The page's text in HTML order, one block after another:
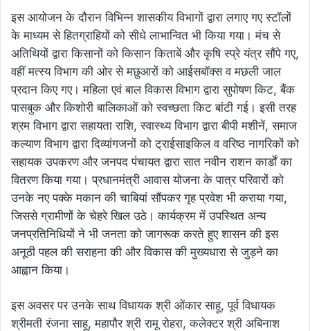
​इस आयोजन के दौरान विभिन्न शासकीय विभागों द्वारा लगाए गए स्टॉलों
के माध्यम से हितग्राहियों को सीधे लाभान्वित भी किया गया। मंच से
अतिथियों द्वारा किसानों को किसान किताबें और कृषि स्प्रे यंत्र सौंपे गए,
वहीं मत्स्य विभाग की ओर से मछुआरों को आईसबॉक्स व मछली जाल
प्रदान किए गए। महिला एवं बाल विकास विभाग द्वारा सुपोषण किट, बैंक
पासबुक और किशोरी बालिकाओं को स्वच्छता किट बांटी गई। इसी तरह
श्रम विभाग द्वारा सहायता राशि, स्वास्थ्य विभाग द्वारा बीपी मशीनें, समाज
कल्याण विभाग द्वारा दिव्यांगजनों को ट्राईसाइकिल व वरिष्ठ नागरिकों को
सहायक उपकरण और जनपद पंचायत द्वारा सात नवीन राशन कार्डों का
वितरण किया गया। प्रधानमंत्री आवास योजना के पात्र परिवारों को
उनके नए पक्के मकान की चाबियां सौंपकर गृह प्रवेश भी कराया गया,
जिससे ग्रामीणों के चेहरे खिल उठे। कार्यक्रम में उपस्थित अन्य
जनप्रतिनिधियों ने भी जनता को जागरूक करते हुए शासन की इस
अनूठी पहल की सराहना की और विकास की मुख्यधारा से जुड़ने का
आह्वान किया।
इस अवसर पर उनके साथ विधायक श्री ओंकार साहू, पूर्व विधायक
श्रीमती रंजना साहू, महापौर श्री रामू रोहरा, कलेक्टर श्री अबिनाश